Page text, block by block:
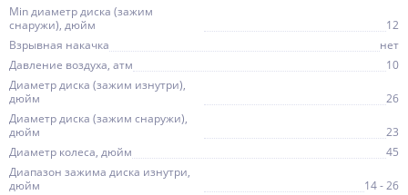
Min диаметр диска (зажим
снаружи), дюйм
12
Взрывная накачка
нет
Давление воздуха, атм
10
Диаметр диска (зажим изнутри),
дюйм
26
Диаметр диска (зажим снаружи),
дюйм
23
Диаметр колеса, дюйм
45
Диапазон зажима диска изнутри,
дюйм
14 - 26